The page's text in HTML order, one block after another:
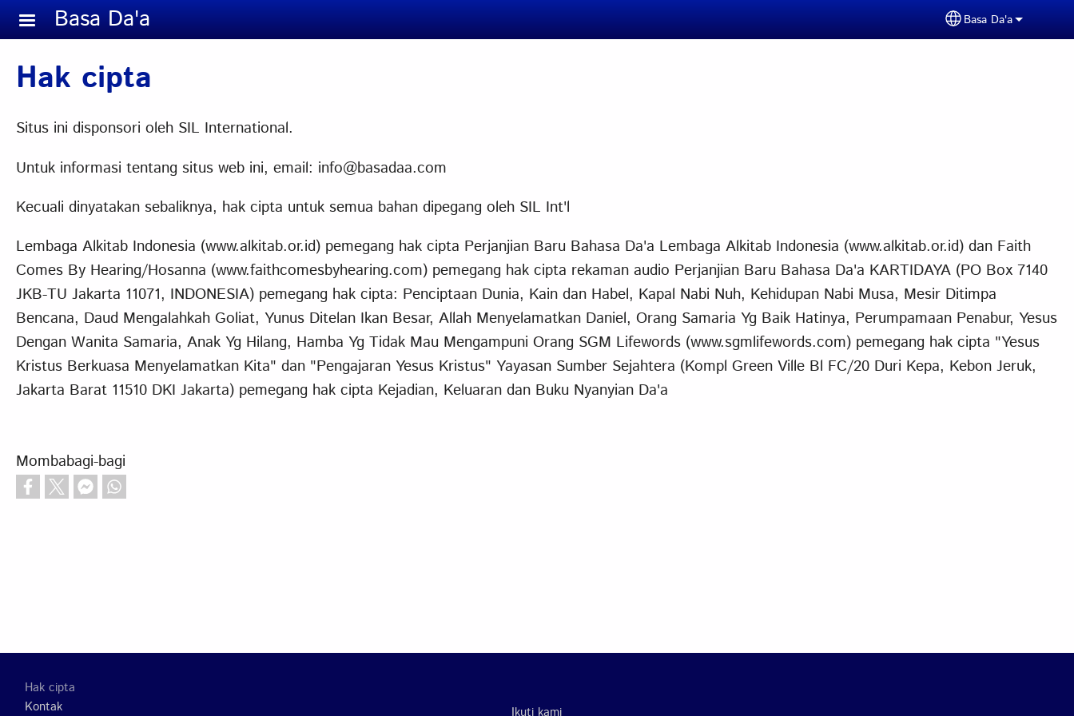
Skip to main content
Basa Da'a Select your
Basa Da'a
Hak cipta
Situs ini disponsori oleh SIL International.
Untuk informasi tentang situs web ini, email: info@basadaa.com
Kecuali dinyatakan sebaliknya, hak cipta untuk semua bahan dipegang oleh SIL Int'l
Lembaga Alkitab Indonesia (www.alkitab.or.id) pemegang hak cipta Perjanjian Baru Bahasa Da'a Lembaga Alkitab Indonesia (www.alkitab.or.id) dan Faith
Comes By Hearing/Hosanna (www.faithcomesbyhearing.com) pemegang hak cipta rekaman audio Perjanjian Baru Bahasa Da'a KARTIDAYA (PO Box 7140
JKB-TU Jakarta 11071, INDONESIA) pemegang hak cipta: Penciptaan Dunia, Kain dan Habel, Kapal Nabi Nuh, Kehidupan Nabi Musa, Mesir Ditimpa
Bencana, Daud Mengalahkah Goliat, Yunus Ditelan Ikan Besar, Allah Menyelamatkan Daniel, Orang Samaria Yg Baik Hatinya, Perumpamaan Penabur, Yesus
Dengan Wanita Samaria, Anak Yg Hilang, Hamba Yg Tidak Mau Mengampuni Orang SGM Lifewords (www.sgmlifewords.com) pemegang hak cipta "Yesus
Kristus Berkuasa Menyelamatkan Kita" dan "Pengajaran Yesus Kristus" Yayasan Sumber Sejahtera (Kompl Green Ville Bl FC/20 Duri Kepa, Kebon Jeruk,
Jakarta Barat 11510 DKI Jakarta) pemegang hak cipta Kejadian, Keluaran dan Buku Nyanyian Da'a
Mombabagi-bagi
Footer
Hak cipta
Kontak
Ikuti kami